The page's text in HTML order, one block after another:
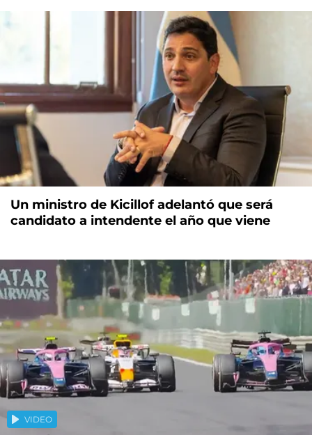
Un ministro de Kicillof adelantó que será
candidato a intendente el año que viene
VIDEO